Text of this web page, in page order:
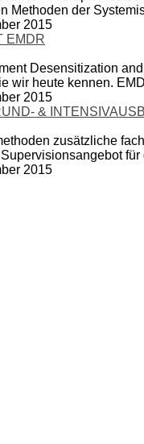
Methoden der
2015
EMDR
Desensitization
wir heute kennen.
2015
&
zusätzliche
2015